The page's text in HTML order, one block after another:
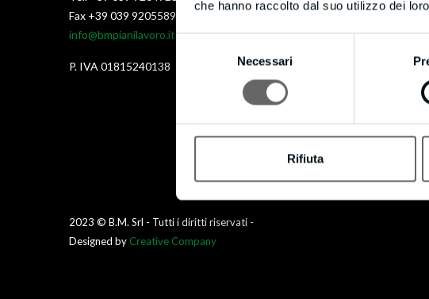
che hanno raccolto dal suo utilizzo dei
Necessari
Rifiuta
Fax +39 039 9205589
info@bmpianilavoro.it
P. IVA 01815240138
2023 © B.M. Srl - Tutti i diritti riservati -
Designed by Creative Company